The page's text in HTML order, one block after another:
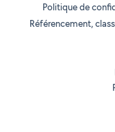
Politique de
Référencement,